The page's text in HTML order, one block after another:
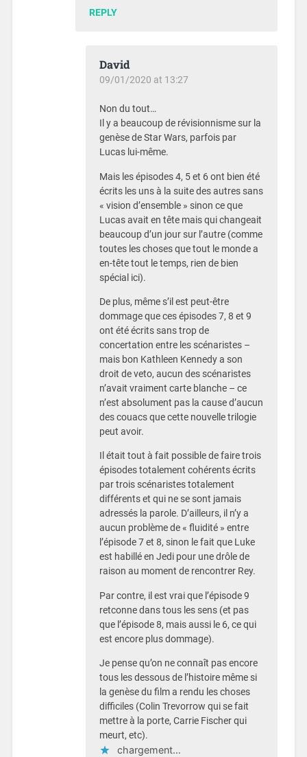
REPLY
David
09/01/2020 at 13:27
Non du tout…
Il y a beaucoup de révisionnisme sur la
genèse de Star Wars, parfois par
Lucas lui-même.
Mais les épisodes 4, 5 et 6 ont bien été
écrits les uns à la suite des autres sans
« vision d’ensemble » sinon ce que
Lucas avait en tête mais qui changeait
beaucoup d’un jour sur l’autre (comme
toutes les choses que tout le monde a
en-tête tout le temps, rien de bien
spécial ici).
De plus, même s’il est peut-être
dommage que ces épisodes 7, 8 et 9
ont été écrits sans trop de
concertation entre les scénaristes –
mais bon Kathleen Kennedy a son
droit de veto, aucun des scénaristes
n’avait vraiment carte blanche – ce
n’est absolument pas la cause d’aucun
des couacs que cette nouvelle trilogie
peut avoir.
Il était tout à fait possible de faire trois
épisodes totalement cohérents écrits
par trois scénaristes totalement
différents et qui ne se sont jamais
adressés la parole. D’ailleurs, il n’y a
aucun problème de « fluidité » entre
l’épisode 7 et 8, sinon le fait que Luke
est habillé en Jedi pour une drôle de
raison au moment de rencontrer Rey.
Par contre, il est vrai que l’épisode 9
retconne dans tous les sens (et pas
que l’épisode 8, mais aussi le 6, ce qui
est encore plus dommage).
Je pense qu’on ne connaît pas encore
tous les dessous de l’histoire même si
la genèse du film a rendu les choses
difficiles (Colin Trevorrow qui se fait
mettre à la porte, Carrie Fischer qui
meurt, etc).
chargement…